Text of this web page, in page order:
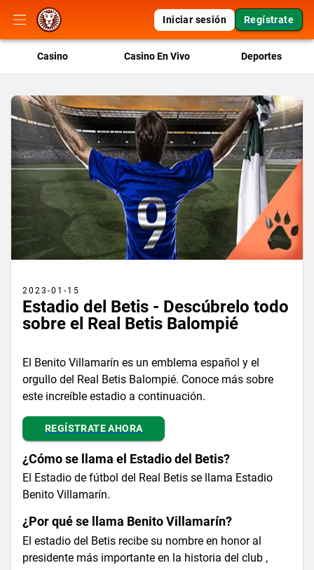
Iniciar sesión Regístrate
Casino Casino En Vivo Deportes
2023-01-15
Estadio del Betis - Descúbrelo todo
sobre el Real Betis Balompié
El Benito Villamarín es un emblema español y el
orgullo del Real Betis Balompié. Conoce más sobre
este increíble estadio a continuación.
REGÍSTRATE AHORA
¿Cómo se llama el Estadio del Betis?
El Estadio de fútbol del Real Betis se llama Estadio
Benito Villamarín.
¿Por qué se llama Benito Villamarín?
El estadio del Betis recibe su nombre en honor al
presidente más importante en la historia del club ,